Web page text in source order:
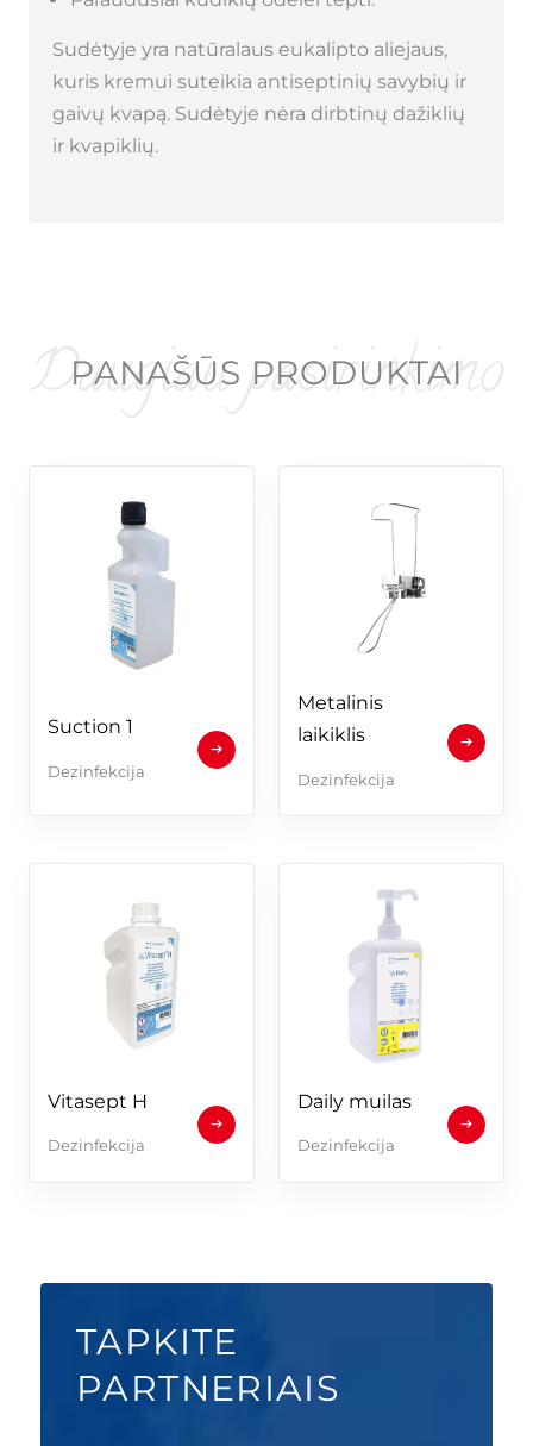
Sudėtyje yra natūralaus eukalipto aliejaus,
kuris kremui suteikia antiseptinių savybių ir
gaivų kvapą. Sudėtyje nėra dirbtinų dažiklių
ir kvapiklių.
PANAŠŪS PRODUKTAI
Suction 1
Dezinfekcija
Metalinis
laikiklis
Dezinfekcija
Vitasept H
Dezinfekcija
Daily muilas
Dezinfekcija
TAPKITE
PARTNERIAIS